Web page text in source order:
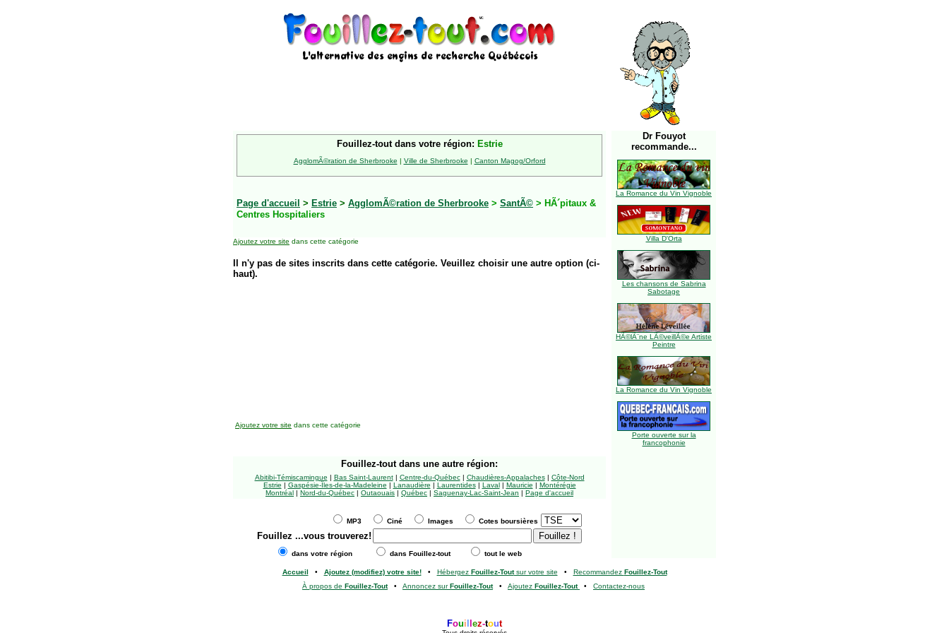
Fouillez-tout dans votre région: Estrie
AgglomÃ©ration de Sherbrooke | Ville de Sherbrooke | Canton Magog/Orford
Page d'accueil > Estrie > AgglomÃ©ration de Sherbrooke > SantÃ© > HÃ´pitaux &
Centres Hospitaliers
Ajoutez votre site dans cette catégorie
Il n'y pas de sites inscrits dans cette catégorie. Veuillez choisir une autre option (ci-
haut).
Dr Fouyot
recommande...
La Romance du Vin Vignoble
Villa D'Orta
Les chansons de Sabrina
Sabotage
HÃ©lÃ¨ne LÃ©veillÃ©e Artiste
Peintre
La Romance du Vin Vignoble
Porte ouverte sur la
francophonie
Ajoutez votre site dans cette catégorie
Fouillez-tout dans une autre région:
Abitibi-Témiscamingue | Bas Saint-Laurent| Centre-du-Québec| Chaudières-Appalaches| Côte-Nord
Estrie | Gaspésie-Îles-de-la-Madeleine | Lanaudière | Laurentides| Laval| Mauricie | Montérégie
Montréal | Nord-du-Québec | Outaouais | Québec | Saguenay-Lac-Saint-Jean | Page d'accueil
MP3 Ciné Images Cotes boursières
Fouillez ...vous trouverez!
dans votre région dans Fouillez-tout tout le web
Accueil • Ajoutez (modifiez) votre site!• Hébergez Fouillez-Toutsur votre site • Recommandez Fouillez-Tout
À propos de Fouillez-Tout• Annoncez surFouillez-Tout• Ajoutez Fouillez-Tout • Contactez-nous
Foui ez-tout